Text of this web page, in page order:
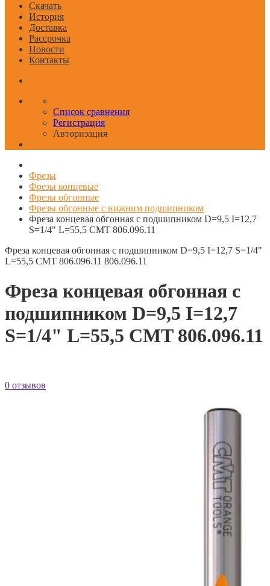
Скачать
История
Доставка
Рассрочка
Новости
Контакты
Список сравнения
Регистрация
Авторизация
Фрезы
Фрезы концевые
Фрезы обгонные
Фрезы обгонные с нижним подшипником
Фреза концевая обгонная с подшипником D=9,5 I=12,7
S=1/4" L=55,5 CMT 806.096.11
Фреза концевая обгонная с подшипником D=9,5 I=12,7 S=1/4"
L=55,5 CMT 806.096.11 806.096.11
Фреза концевая обгонная с
подшипником D=9,5 I=12,7
S=1/4" L=55,5 CMT 806.096.11
0 отзывов